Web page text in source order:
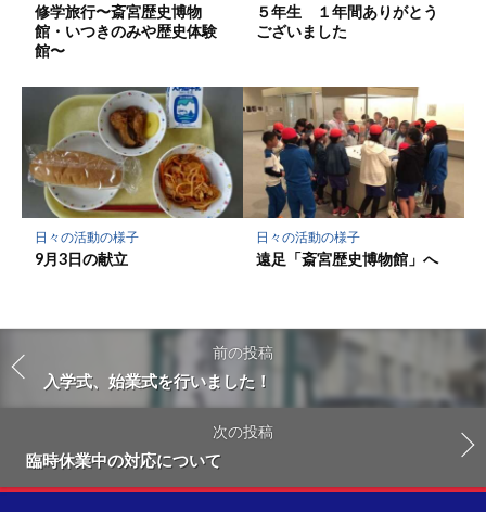
修学旅行〜斎宮歴史博物
館・いつきのみや歴史体験
館〜
５年生 １年間ありがとう
ございました
日々の活動の様子
9月3日の献立
日々の活動の様子
遠足「斎宮歴史博物館」へ
前の投稿
入学式、始業式を行いました！
次の投稿
臨時休業中の対応について